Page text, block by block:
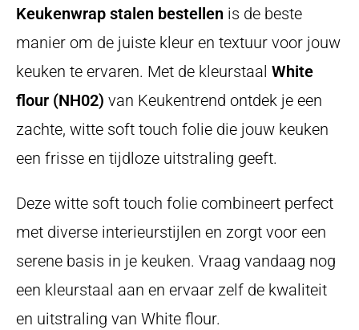
Keukenwrap stalen bestellen is de beste
manier om de juiste kleur en textuur voor jouw
keuken te ervaren. Met de kleurstaal White
flour (NH02) van Keukentrend ontdek je een
zachte, witte soft touch folie die jouw keuken
een frisse en tijdloze uitstraling geeft.
Deze witte soft touch folie combineert perfect
met diverse interieurstijlen en zorgt voor een
serene basis in je keuken. Vraag vandaag nog
een kleurstaal aan en ervaar zelf de kwaliteit
en uitstraling van White flour.